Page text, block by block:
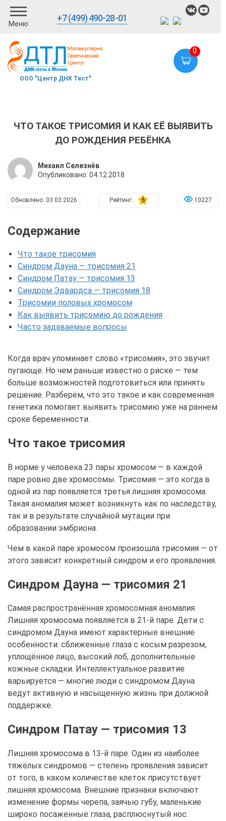
Меню
+7 (499) 490-28-01
ООО "Центр ДНК Тест"
0
ЧТО ТАКОЕ ТРИСОМИЯ И КАК ЕЁ ВЫЯВИТЬ
ДО РОЖДЕНИЯ РЕБЁНКА
Михаил Селезнёв
Опубликовано: 04.12.2018
Обновлено: 03.03.2026 Рейтинг: 5 10227
Содержание
Что такое трисомия
Синдром Дауна — трисомия 21
Синдром Патау — трисомия 13
Синдром Эдвардса — трисомия 18
Трисомии половых хромосом
Как выявить трисомию до рождения
Часто задаваемые вопросы
Когда врач упоминает слово «трисомия», это звучит
пугающе. Но чем раньше известно о риске — тем
больше возможностей подготовиться или принять
решение. Разберём, что это такое и как современная
генетика помогает выявить трисомию уже на раннем
сроке беременности.
Что такое трисомия
В норме у человека 23 пары хромосом — в каждой
паре ровно две хромосомы. Трисомия — это когда в
одной из пар появляется третья лишняя хромосома.
Такая аномалия может возникнуть как по наследству,
так и в результате случайной мутации при
образовании эмбриона.
Чем в какой паре хромосом произошла трисомия — от
этого зависит конкретный синдром и его проявления.
Синдром Дауна — трисомия 21
Самая распространённая хромосомная аномалия.
Лишняя хромосома появляется в 21-й паре. Дети с
синдромом Дауна имеют характерные внешние
особенности: сближенные глаза с косым разрезом,
уплощённое лицо, высокий лоб, дополнительные
кожные складки. Интеллектуальное развитие
варьируется — многие люди с синдромом Дауна
ведут активную и насыщенную жизнь при должной
поддержке.
Синдром Патау — трисомия 13
Лишняя хромосома в 13-й паре. Один из наиболее
тяжёлых синдромов — степень проявления зависит
от того, в каком количестве клеток присутствует
лишняя хромосома. Внешние признаки включают
изменение формы черепа, заячью губу, маленькие
широко посаженные глаза, расплюснутый нос.